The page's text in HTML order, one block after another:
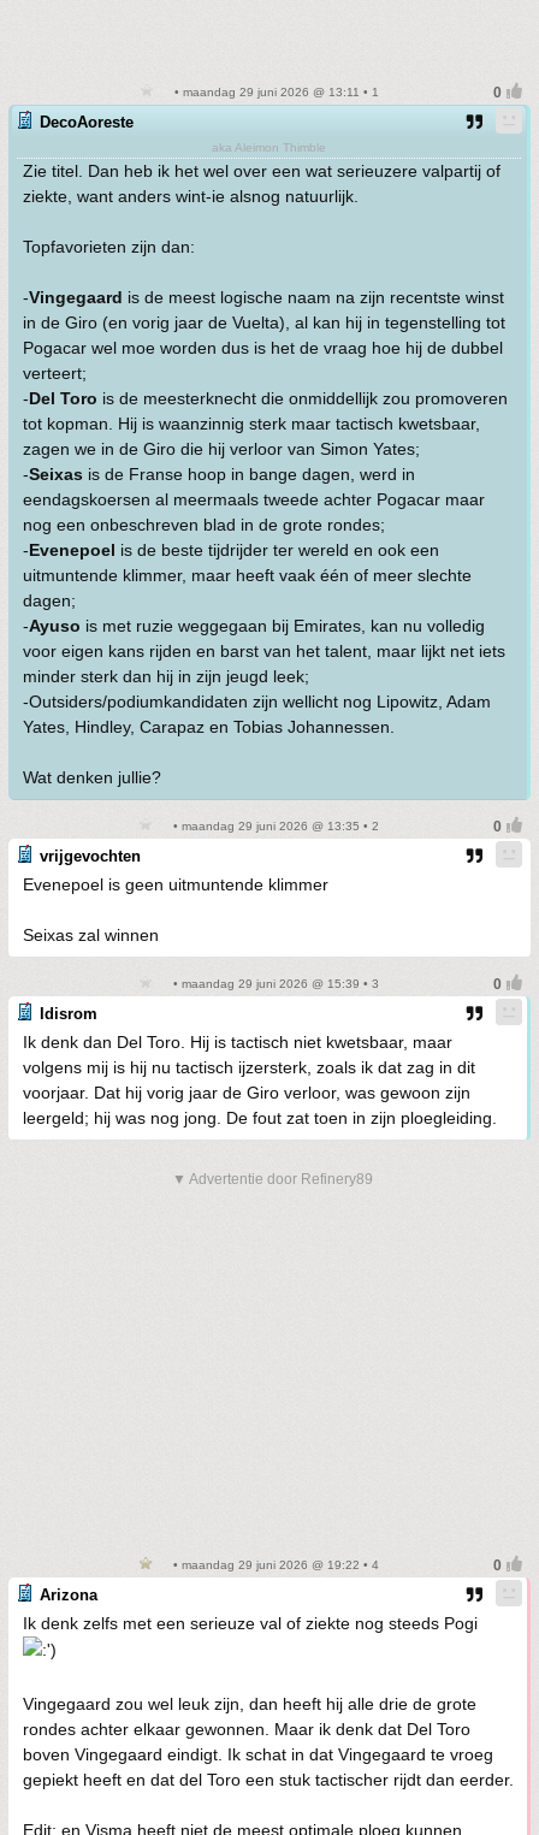
• maandag 29 juni 2026 @ 13:11 • 1
DecoAoreste
aka Aleimon Thimble
Zie titel. Dan heb ik het wel over een wat serieuzere valpartij of
ziekte, want anders wint-ie alsnog natuurlijk.
Topfavorieten zijn dan:
-Vingegaard is de meest logische naam na zijn recentste winst
in de Giro (en vorig jaar de Vuelta), al kan hij in tegenstelling tot
Pogacar wel moe worden dus is het de vraag hoe hij de dubbel
verteert;
-Del Toro is de meesterknecht die onmiddellijk zou promoveren
tot kopman. Hij is waanzinnig sterk maar tactisch kwetsbaar,
zagen we in de Giro die hij verloor van Simon Yates;
-Seixas is de Franse hoop in bange dagen, werd in
eendagskoersen al meermaals tweede achter Pogacar maar
nog een onbeschreven blad in de grote rondes;
-Evenepoel is de beste tijdrijder ter wereld en ook een
uitmuntende klimmer, maar heeft vaak één of meer slechte
dagen;
-Ayuso is met ruzie weggegaan bij Emirates, kan nu volledig
voor eigen kans rijden en barst van het talent, maar lijkt net iets
minder sterk dan hij in zijn jeugd leek;
-Outsiders/podiumkandidaten zijn wellicht nog Lipowitz, Adam
Yates, Hindley, Carapaz en Tobias Johannessen.
Wat denken jullie?
• maandag 29 juni 2026 @ 13:35 • 2
vrijgevochten
Evenepoel is geen uitmuntende klimmer
Seixas zal winnen
• maandag 29 juni 2026 @ 15:39 • 3
Idisrom
Ik denk dan Del Toro. Hij is tactisch niet kwetsbaar, maar
volgens mij is hij nu tactisch ijzersterk, zoals ik dat zag in dit
voorjaar. Dat hij vorig jaar de Giro verloor, was gewoon zijn
leergeld; hij was nog jong. De fout zat toen in zijn ploegleiding.
▼ Advertentie door Refinery89
• maandag 29 juni 2026 @ 19:22 • 4
Arizona
Ik denk zelfs met een serieuze val of ziekte nog steeds Pogi
Vingegaard zou wel leuk zijn, dan heeft hij alle drie de grote
rondes achter elkaar gewonnen. Maar ik denk dat Del Toro
boven Vingegaard eindigt. Ik schat in dat Vingegaard te vroeg
gepiekt heeft en dat del Toro een stuk tactischer rijdt dan eerder.
Edit: en Visma heeft niet de meest optimale ploeg kunnen